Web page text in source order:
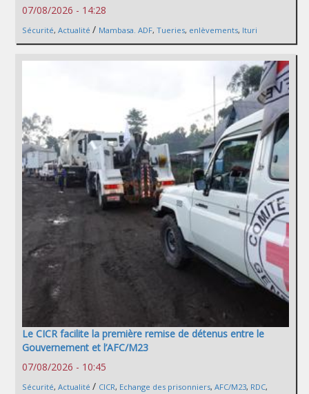
07/08/2026 - 14:28
Sécurité, Actualité / Mambasa. ADF, Tueries, enlèvements, Ituri
Le CICR facilite la première remise de détenus entre le
Gouvernement et l’AFC/M23
07/08/2026 - 10:45
Sécurité, Actualité / CICR, Echange des prisonniers, AFC/M23, RDC,